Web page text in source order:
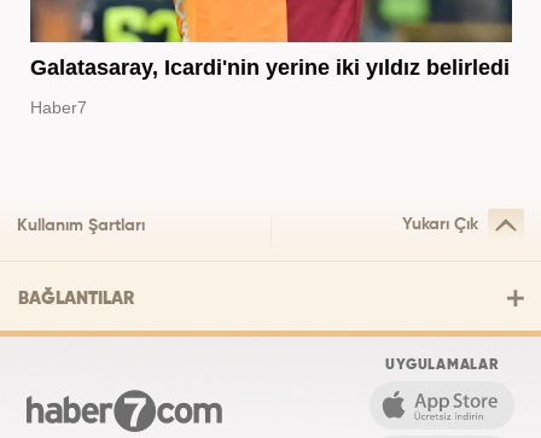
Galatasaray, Icardi'nin yerine iki yıldız belirledi
Haber7
Kullanım Şartları Yukarı Çık
BAĞLANTILAR
UYGULAMALAR